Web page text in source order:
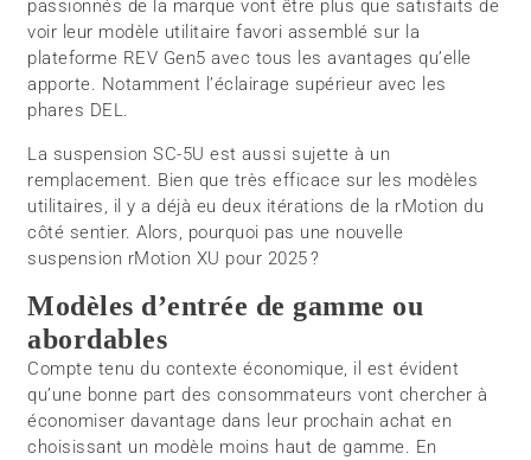
passionnés de la marque vont être plus que satisfaits de
voir leur modèle utilitaire favori assemblé sur la
plateforme REV Gen5 avec tous les avantages qu’elle
apporte. Notamment l’éclairage supérieur avec les
phares DEL.
La suspension SC-5U est aussi sujette à un
remplacement. Bien que très efficace sur les modèles
utilitaires, il y a déjà eu deux itérations de la rMotion du
côté sentier. Alors, pourquoi pas une nouvelle
suspension rMotion XU pour 2025 ?
Modèles d’entrée de gamme ou
abordables
Compte tenu du contexte économique, il est évident
qu’une bonne part des consommateurs vont chercher à
économiser davantage dans leur prochain achat en
choisissant un modèle moins haut de gamme. En